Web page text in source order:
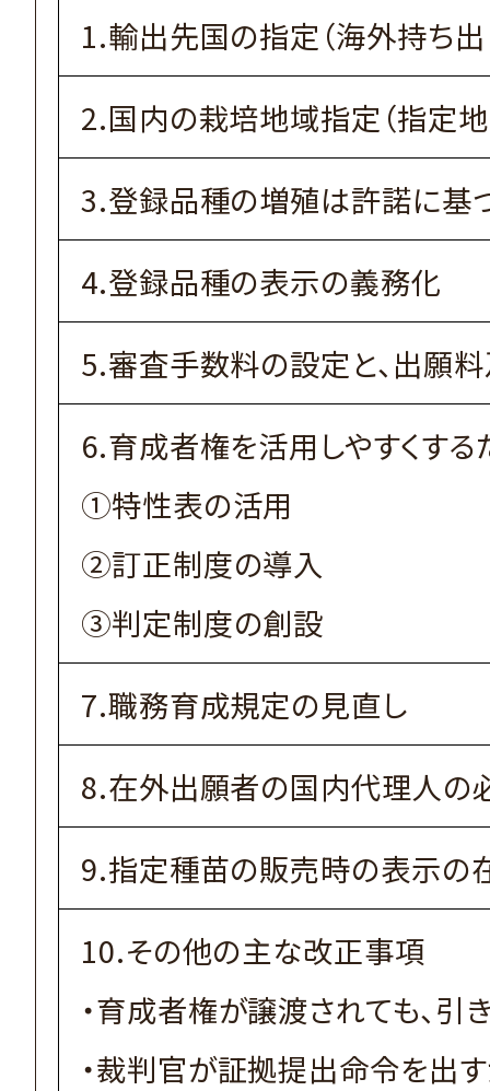
1.輸出先国の指定（海外持ち出
2.国内の栽培地域指定（指定
3.登録品種の増殖は許諾に基
4.登録品種の表示の義務化
5.審査手数料の設定と、出願
6.育成者権を活用しやすくす
①特性表の活用
②訂正制度の導入
③判定制度の創設
7.職務育成規定の見直し
8.在外出願者の国内代理人の
9.指定種苗の販売時の表示の
10.その他の主な改正事項
・育成者権が譲渡されても、
・裁判官が証拠提出命令を出